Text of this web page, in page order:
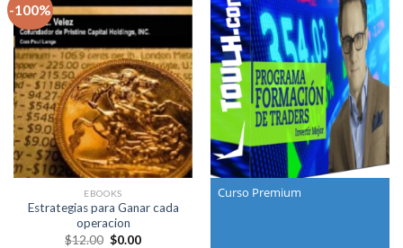
-100%
EBOOKS
Estrategias para Ganar cada
operacion
$12.00 Original
$0.00Current
Curso Premium